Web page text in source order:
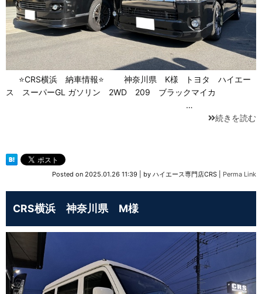
⭐CRS横浜 納車情報⭐ 神奈川県 K様 トヨタ ハイエー
ス スーパーGL ガソリン 2WD 209 ブラックマイカ
…
続きを読む
Posted on 2025.01.26 11:39 by ハイエース専門店CRS Perma Link
CRS横浜 神奈川県 M様